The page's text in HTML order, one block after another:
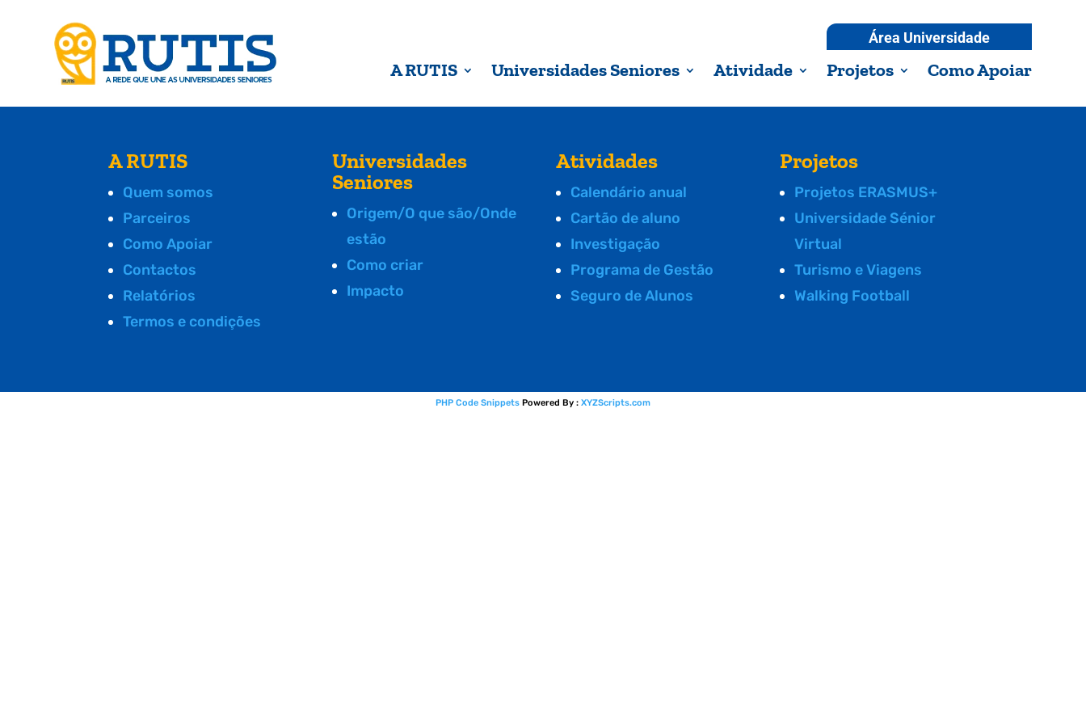
Área Universidade
A RUTIS Universidades Seniores Atividade Projetos Como Apoiar
A RUTIS
Quem somos
Parceiros
Como Apoiar
Contactos
Relatórios
Termos e condições
Universidades
Seniores
Origem/O que são/Onde
estão
Como criar
Impacto
Atividades
Calendário anual
Cartão de aluno
Investigação
Programa de Gestão
Seguro de Alunos
Projetos
Projetos ERASMUS+
Universidade Sénior
Virtual
Turismo e Viagens
Walking Football
PHP Code Snippets Powered By : XYZScripts.com